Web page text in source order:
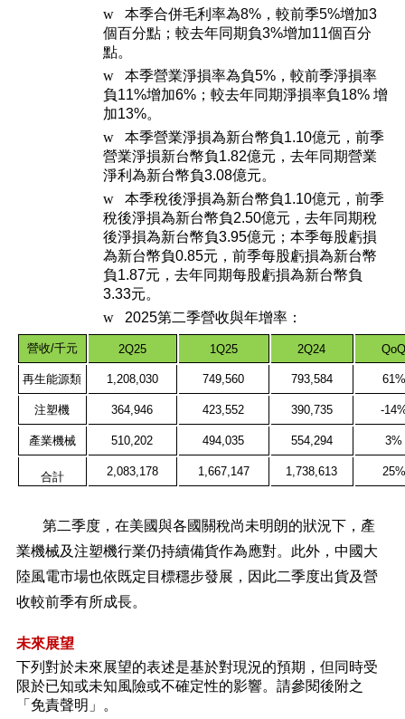
w
本季合併毛利率為8%，較前季5%增加3
個百分點；較去年同期負3%增加11個百分
點。
w
本季營業淨損率為負5%，較前季淨損率
負11%增加6%；較去年同期淨損率負18% 增
加13%。
w
本季營業淨損為新台幣負1.10億元，前季
營業淨損新台幣負1.82億元，去年同期營業
淨利為新台幣負3.08億元。
w
本季稅後淨損為新台幣負1.10億元，前季
稅後淨損為新台幣負2.50億元，去年同期稅
後淨損為新台幣負3.95億元；本季每股虧損
為新台幣負0.85元，前季每股虧損為新台幣
負1.87元，去年同期每股虧損為新台幣負
3.33元。
w
2025第二季營收與年增率：
營收/千元 2Q25 1Q25 2Q24
再生能源類 1,208,030 749,560 793,584 61%
注塑機 364,946 423,552 390,735 -
產業機械 510,202 494,035 554,294 3%
合計 2,083,178 1,667,147 1,738,613 25%
第二季度，在美國與各國關稅尚未明朗的狀況下，產
業機械及注塑機行業仍持續備貨作為應對。此外，中國大
陸風電市場也依既定目標穩步發展，因此二季度出貨及營
收較前季有所成長。
未來展望
下列對於未來展望的表述是基於對現況的預期，但同時受
限於已知或未知風險或不確定性的影響。請參閱後附之
「免責聲明」
。